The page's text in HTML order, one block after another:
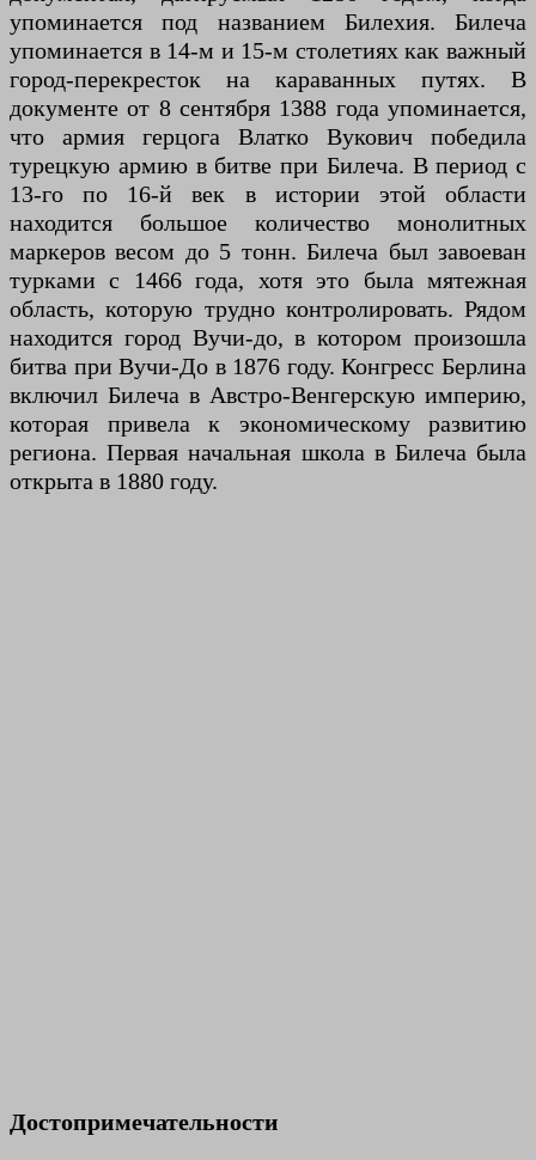
упоминается под названием Билехия. Билеча
упоминается в 14-м и 15-м столетиях как важный
город-перекресток на караванных путях. В
документе от 8 сентября 1388 года упоминается,
что армия герцога Влатко Вукович победила
турецкую армию в битве при Билеча. В период с
13-го по 16-й век в истории этой области
находится большое количество монолитных
маркеров весом до 5 тонн. Билеча был завоеван
турками с 1466 года, хотя это была мятежная
область, которую трудно контролировать. Рядом
находится город Вучи-до, в котором произошла
битва при Вучи-До в 1876 году. Конгресс Берлина
включил Билеча в Австро-Венгерскую империю,
которая привела к экономическому развитию
региона. Первая начальная школа в Билеча была
открыта в 1880 году.
Достопримечательности